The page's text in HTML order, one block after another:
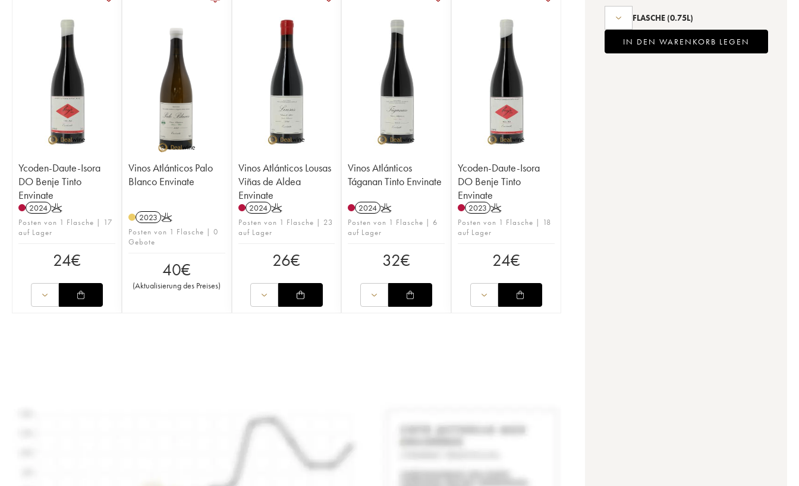
Ycoden-Daute-Isora
DO Benje Tinto
Envinate
2024 K
Posten von 1 Flasche | 17
auf Lager
24€
Vinos Atlánticos Palo
Blanco Envinate
2023 K
Posten von 1 Flasche | 0
Gebote
40€
(Aktualisierung des Preises)
Vinos Atlánticos Lousas
Viñas de Aldea
Envinate
2024 K
Posten von 1 Flasche | 23
auf Lager
26€
Vinos Atlánticos
Táganan Tinto Envinate
2024 K
Posten von 1 Flasche | 6
auf Lager
32€
Ycoden-Daute-Isora
DO Benje Tinto
Envinate
2023 K
Posten von 1 Flasche | 18
auf Lager
24€
FLASCHE (0.75L)
IN DEN WARENKORB LEGEN